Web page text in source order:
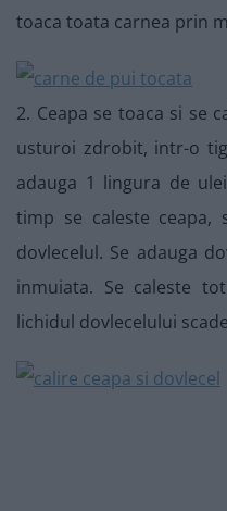
toaca toata carnea prin
2. Ceapa se toaca si se
usturoi zdrobit, intr-o
adauga 1 lingura de
timp se caleste ceapa,
dovlecelul. Se adauga
inmuiata. Se caleste
lichidul dovlecelului